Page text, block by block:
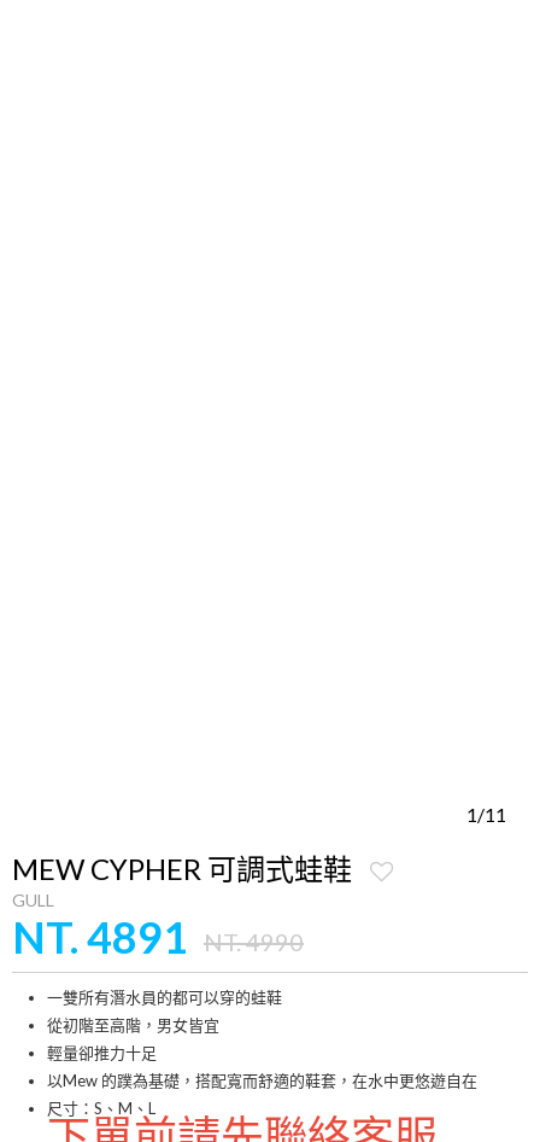
1/11
MEW CYPHER 可調式蛙鞋
GULL
NT. 4891 NT. 4990
一雙所有潛水員的都可以穿的蛙鞋
從初階至高階，男女皆宜
輕量卻推力十足
以Mew 的蹼為基礎，搭配寬而舒適的鞋套，在水中更悠遊自在
尺寸：S、M、L